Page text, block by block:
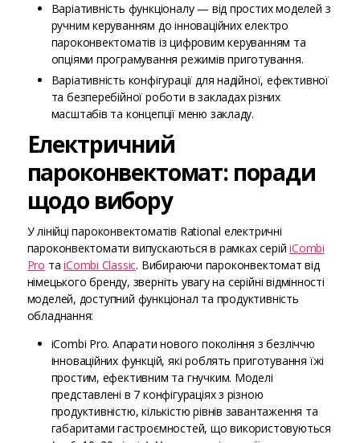
Варіативність функціоналу — від простих моделей з
ручним керуванням до інноваційних електро
пароконвектоматів із цифровим керуванням та
опціями програмування режимів приготування.
Варіативність конфігурації для надійної, ефективної
та безперебійної роботи в закладах різних
масштабів та концепції меню закладу.
Електричний
пароконвектомат: поради
щодо вибору
У лінійці пароконвектоматів Rational електричні
пароконвектомати випускаються в рамках серійiCombi
Pro таiCombi Classic. Вибираючи пароконвектомат від
німецького бренду, зверніть увагу на серійні відмінності
моделей, доступний функціонал та продуктивність
обладнання:
iCombi Pro. Апарати нового покоління з безліччю
інноваційних функцій, які роблять приготування їжі
простим, ефективним та гнучким. Моделі
представлені в 7 конфігураціях з різною
продуктивністю, кількістю рівнів завантаження та
габаритами гастроємностей, що використовуються